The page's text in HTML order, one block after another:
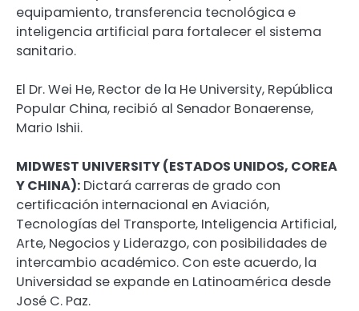
equipamiento, transferencia tecnológica e
inteligencia artificial para fortalecer el sistema
sanitario.
El Dr. Wei He, Rector de la He University, República
Popular China, recibió al Senador Bonaerense,
Mario Ishii.
MIDWEST UNIVERSITY (ESTADOS UNIDOS, COREA
Y CHINA): Dictará carreras de grado con
certificación internacional en Aviación,
Tecnologías del Transporte, Inteligencia Artificial,
Arte, Negocios y Liderazgo, con posibilidades de
intercambio académico. Con este acuerdo, la
Universidad se expande en Latinoamérica desde
José C. Paz.